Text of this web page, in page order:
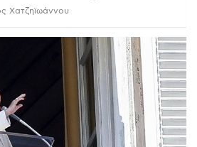
Χατζηϊωάννου